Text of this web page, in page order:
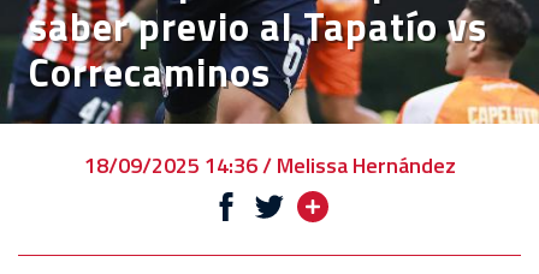
EVENTOS
DEPORTIVOS
REBAÑO
CHIVAS
saber previo al Tapatío vs
Correcaminos
18/09/2025 14:36 / Melissa Hernández